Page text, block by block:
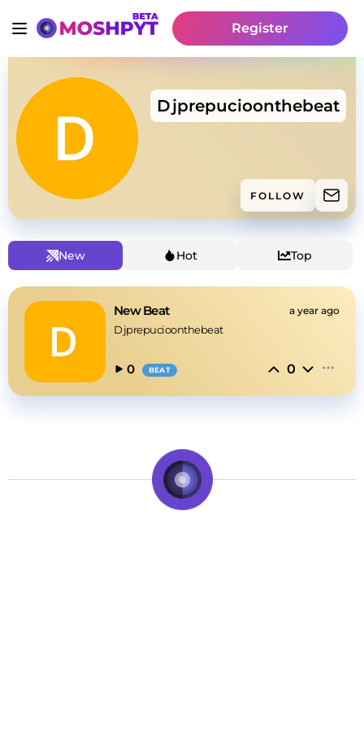
Register
Djprepucioonthebeat
FOLLOW
New Hot Top
New Beat a year ago
Djprepucioonthebeat
0 BEAT 0